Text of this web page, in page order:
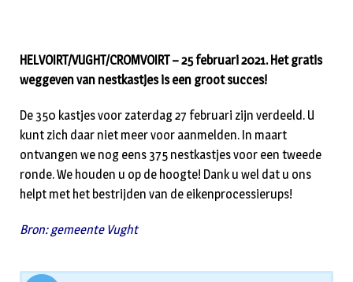
HELVOIRT/VUGHT/CROMVOIRT – 25 februari 2021. Het gratis
weggeven van nestkastjes is een groot succes!
De 350 kastjes voor zaterdag 27 februari zijn verdeeld. U
kunt zich daar niet meer voor aanmelden. In maart
ontvangen we nog eens 375 nestkastjes voor een tweede
ronde. We houden u op de hoogte! Dank u wel dat u ons
helpt met het bestrijden van de eikenprocessierups!
Bron: gemeente Vught